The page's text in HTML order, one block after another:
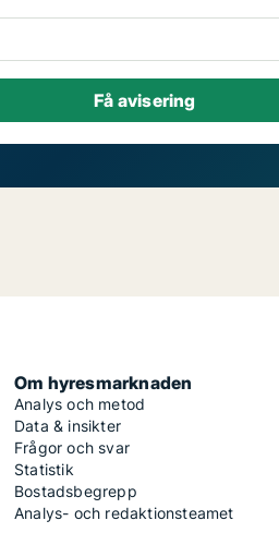
Om hyresmarknaden
Analys och metod
Data & insikter
Frågor och svar
Statistik
Bostadsbegrepp
Analys- och redaktionsteamet